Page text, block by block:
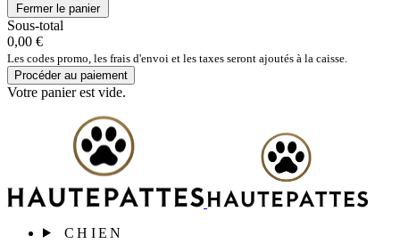
Fermer le panier
Sous-total
0,00 €
Les codes promo, les frais d'envoi et les taxes seront ajoutés à la caisse.
Procéder au paiement
Votre panier est vide.
CHIEN